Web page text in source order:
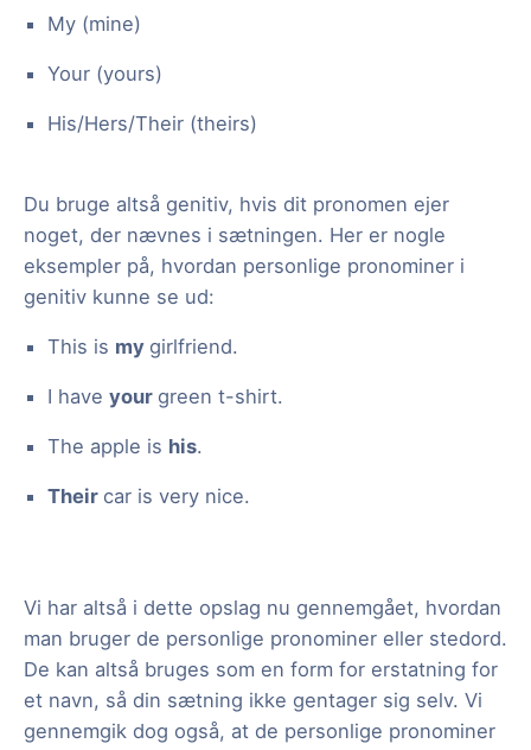
My (mine)
Your (yours)
His/Hers/Their (theirs)
Du bruge altså genitiv, hvis dit pronomen ejer
noget, der nævnes i sætningen. Her er nogle
eksempler på, hvordan personlige pronominer i
genitiv kunne se ud:
This is my girlfriend.
I have your green t-shirt.
The apple is his.
Their car is very nice.
Vi har altså i dette opslag nu gennemgået, hvordan
man bruger de personlige pronominer eller stedord.
De kan altså bruges som en form for erstatning for
et navn, så din sætning ikke gentager sig selv. Vi
gennemgik dog også, at de personlige pronominer